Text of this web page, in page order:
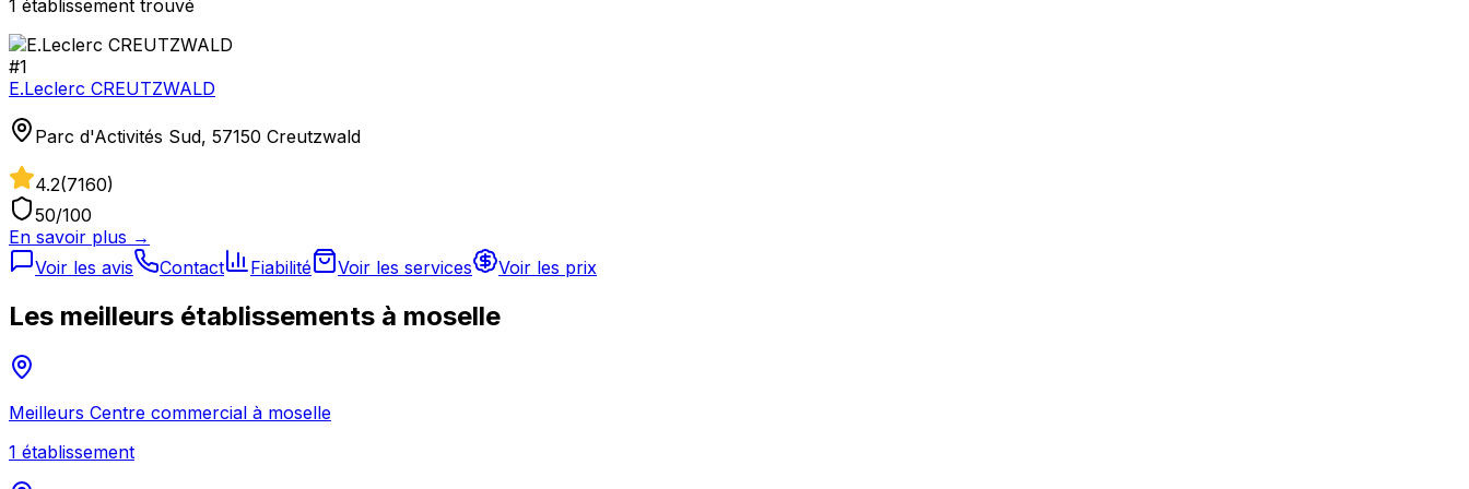
1 établissement trouvé
#1
E.Leclerc CREUTZWALD
Parc d'Activités Sud, 57150 Creutzwald
4.2(7160)
50/100
En savoir plus →
Voir les avis
Contact Fiabilité Voir les services Voir les prix
Les meilleurs établissements à moselle
Meilleurs Centre commercial à moselle
1 établissement